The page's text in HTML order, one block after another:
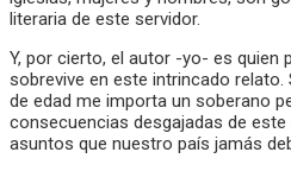
literaria de este servidor.
Y, por cierto, el autor -yo- es quien
sobrevive en este intrincado relato.
de edad me importa un soberano
consecuencias desgajadas de
asuntos que nuestro país jamás